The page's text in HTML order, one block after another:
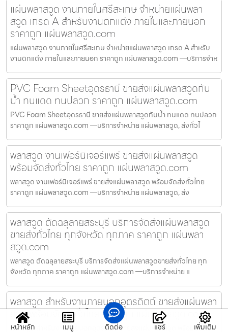
แผ่นพลาสวูด งานภายในศรีสะเกษ จำหน่ายแผ่นพลา
สวูด เกรด A สำหรับงานตกแต่ง ภายในและภายนอก
ราคาถูก แผ่นพลาสวูด.com
แผ่นพลาสวูด งานภายในศรีสะเกษ จำหน่ายแผ่นพลาสวูด เกรด A สำหรับ
งานตกแต่ง ภายในและภายนอก ราคาถูก แผ่นพลาสวูด.com —บริการจำห
PVC Foam Sheetอุดรธานี ขายส่งแผ่นพลาสวูดกัน
น้ำ ทนแดด ทนปลวก ราคาถูก แผ่นพลาสวูด.com
PVC Foam Sheetอุดรธานี ขายส่งแผ่นพลาสวูดกันน้ำ ทนแดด ทนปลวก
ราคาถูก แผ่นพลาสวูด.com —บริการจำหน่าย แผ่นพลาสวูด, ส่งทั่วไ
พลาสวูด งานเฟอร์นิเจอร์แพร่ ขายส่งแผ่นพลาสวูด
พร้อมจัดส่งทั่วไทย ราคาถูก แผ่นพลาสวูด.com
พลาสวูด งานเฟอร์นิเจอร์แพร่ ขายส่งแผ่นพลาสวูด พร้อมจัดส่งทั่วไทย
ราคาถูก แผ่นพลาสวูด.com —บริการจำหน่าย แผ่นพลาสวูด, ส่ง
พลาสวูด ตัดฉลุลายสระบุรี บริการจัดส่งแผ่นพลาสวูด
ขายส่งทั่วไทย ทุกจังหวัด ทุกภาค ราคาถูก แผ่นพลา
สวูด.com
พลาสวูด ตัดฉลุลายสระบุรี บริการจัดส่งแผ่นพลาสวูดขายส่งทั่วไทย ทุก
จังหวัด ทุกภาค ราคาถูก แผ่นพลาสวูด.com —บริการจำหน่าย แ
พลาสวูด สำหรับงานภายนอกอุตรดิตถ์ ขายส่งแผ่นพลา
สวูด พร้อมจัดส่งทั่วไทย ราคาถูก แผ่นพลาสวูด.com
พลาสวูด สำหรับงานภายนอกอุตรดิตถ์ ขายส่งแผ่นพลาสวูด พร้อมจัดส่ง
หน้าหลัก เมนู ติดต่อ แชร์ เพิ่มเติม